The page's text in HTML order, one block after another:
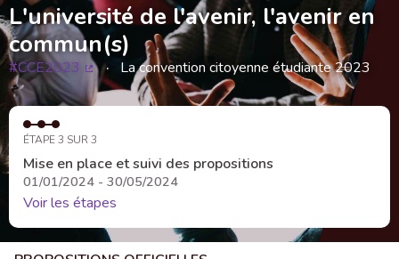
L'université de l'avenir, l'avenir en
commun(s)
#CCE2023
(Lien externe)
La convention citoyenne étudiante 2023
ÉTAPE 3 SUR 3
Mise en place et suivi des propositions
01/01/2024 - 30/05/2024
Voir les étapes